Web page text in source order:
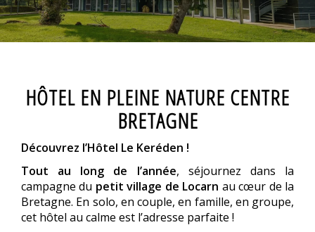
HÔTEL EN PLEINE NATURE CENTRE
BRETAGNE
Découvrez l’Hôtel Le Keréden !
Tout au long de l’année, séjournez dans la
campagne du petit village de Locarn au cœur de la
Bretagne. En solo, en couple, en famille, en groupe,
cet hôtel au calme est l’adresse parfaite !